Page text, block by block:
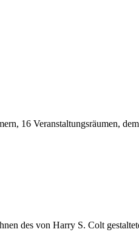
16 Veranstaltungsräumen,
des von Harry S. Colt